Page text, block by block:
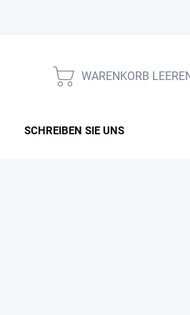
WARENKORB
SCHREIBEN SIE UNS